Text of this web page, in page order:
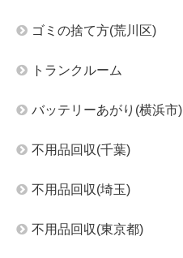
ゴミの捨て方(荒川区)
トランクルーム
バッテリーあがり(横浜市)
不用品回収(千葉)
不用品回収(埼玉)
不用品回収(東京都)